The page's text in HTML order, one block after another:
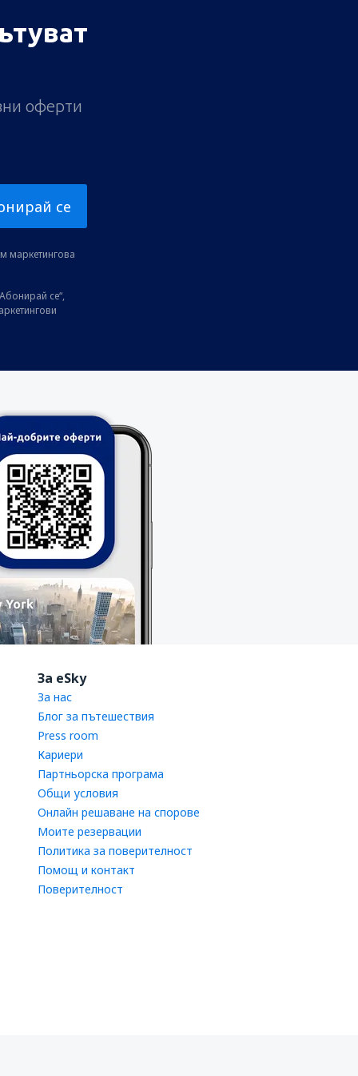
оферти
се
маркетингова
се“,
За eSky
За нас
Блог за пътешествия
Press room
Кариери
Партньорска програма
Общи условия
Онлайн решаване на спорове
Моите резервации
Политика за поверителност
Помощ и контакт
Поверителност